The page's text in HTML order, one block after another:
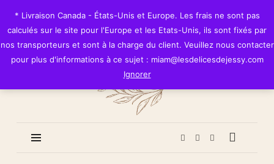
Les
Délices
de
Jessy
* Livraison Canada - États-Unis et Europe. Les frais ne sont pas
calculés sur le site pour l'Europe et les Etats-Unis, ils sont fixés par
nos transporteurs et sont à la charge du client. Veuillez nous contacter
pour plus d'informations à ce sujet : miam@lesdelicesdejessy.com
Ignorer